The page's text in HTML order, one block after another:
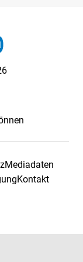
Mediadaten
Kontakt